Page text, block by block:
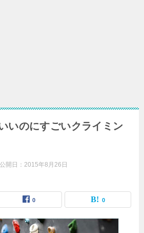
いのにすごいクライミン
公開日： 2015年8月26日
0 0